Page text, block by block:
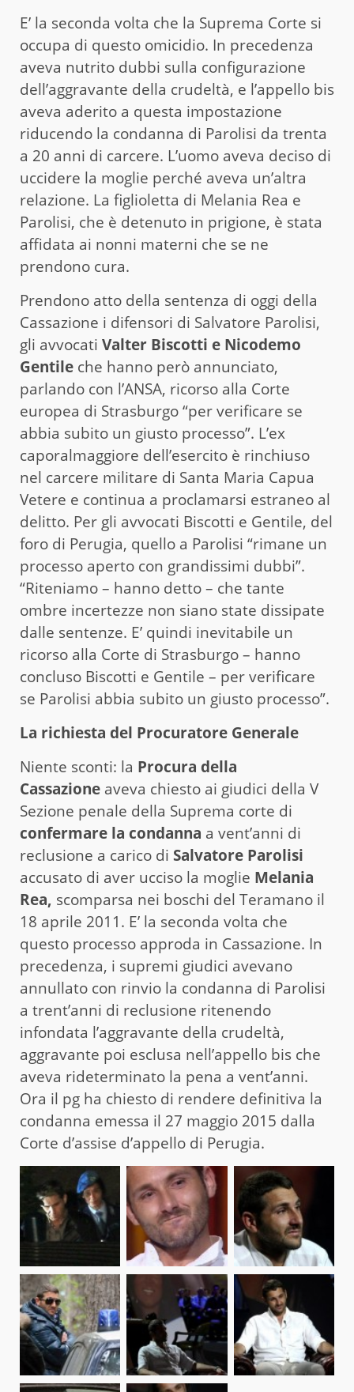
E’ la seconda volta che la Suprema Corte si
occupa di questo omicidio. In precedenza
aveva nutrito dubbi sulla configurazione
dell’aggravante della crudeltà, e l’appello bis
aveva aderito a questa impostazione
riducendo la condanna di Parolisi da trenta
a 20 anni di carcere. L’uomo aveva deciso di
uccidere la moglie perché aveva un’altra
relazione. La figlioletta di Melania Rea e
Parolisi, che è detenuto in prigione, è stata
affidata ai nonni materni che se ne
prendono cura.
Prendono atto della sentenza di oggi della
Cassazione i difensori di Salvatore Parolisi,
gli avvocati Valter Biscotti e Nicodemo
Gentile che hanno però annunciato,
parlando con l’ANSA, ricorso alla Corte
europea di Strasburgo “per verificare se
abbia subito un giusto processo”. L’ex
caporalmaggiore dell’esercito è rinchiuso
nel carcere militare di Santa Maria Capua
Vetere e continua a proclamarsi estraneo al
delitto. Per gli avvocati Biscotti e Gentile, del
foro di Perugia, quello a Parolisi “rimane un
processo aperto con grandissimi dubbi”.
“Riteniamo – hanno detto – che tante
ombre incertezze non siano state dissipate
dalle sentenze. E’ quindi inevitabile un
ricorso alla Corte di Strasburgo – hanno
concluso Biscotti e Gentile – per verificare
se Parolisi abbia subito un giusto processo”.
La richiesta del Procuratore Generale
Niente sconti: la Procura della
Cassazione aveva chiesto ai giudici della V
Sezione penale della Suprema corte di
confermare la condanna a vent’anni di
reclusione a carico di Salvatore Parolisi
accusato di aver ucciso la moglie Melania
Rea, scomparsa nei boschi del Teramano il
18 aprile 2011. E’ la seconda volta che
questo processo approda in Cassazione. In
precedenza, i supremi giudici avevano
annullato con rinvio la condanna di Parolisi
a trent’anni di reclusione ritenendo
infondata l’aggravante della crudeltà,
aggravante poi esclusa nell’appello bis che
aveva rideterminato la pena a vent’anni.
Ora il pg ha chiesto di rendere definitiva la
condanna emessa il 27 maggio 2015 dalla
Corte d’assise d’appello di Perugia.